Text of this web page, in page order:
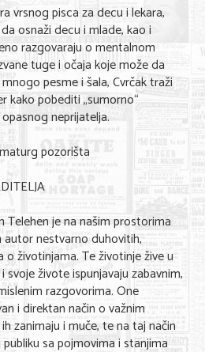
vrsnog pisca za decu i lekara,
osnaži decu i mlade, kao i
razgovaraju o mentalnom
tuge i očaja koje može da
pesme i šala, Cvrčak traži
kako pobediti „sumorno“
neprijatelja.
pozorišta
Telehen je na našim prostorima
nestvarno duhovitih,
o životinjama. Te životinje žive u
svoje živote ispunjavaju zabavnim,
razgovorima. One
i direktan način o važnim
zanimaju i muče, te na taj način
sa pojmovima i stanjima